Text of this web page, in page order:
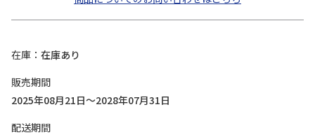
在庫
在庫あり
販売期間
2025年08月21日～2028年07月31日
配送期間